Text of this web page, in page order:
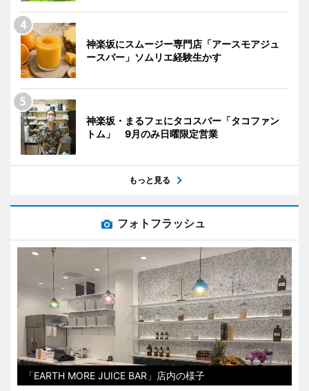
神楽坂にスムージー専門店「アースモアジュ
ースバー」ソムリエ経験生かす
神楽坂・まるフェにタコスバー「タコファン
トム」 9月のみ日曜限定営業
もっと見る
フォトフラッシュ
「EARTH MORE JUICE BAR」店内の様子